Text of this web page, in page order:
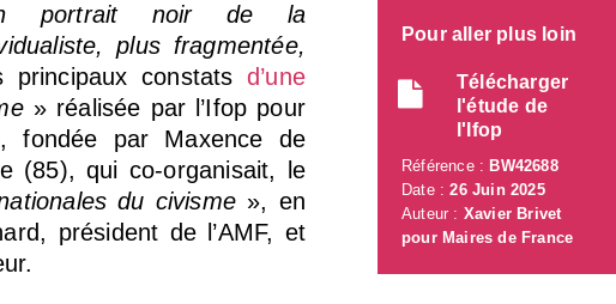
portrait noir de la
plus fragmentée,
constats d’une
» réalisée par l’Ifop pour
fondée par Maxence de
(85), qui co-organisait, le
du civisme », en
président de l’AMF, et
Pour aller plus loin
Télécharger
l'étude de
l'Ifop
Référence : BW42688
Date :26 Juin 2025
Auteur : Xavier Brivet
pour Maires de France